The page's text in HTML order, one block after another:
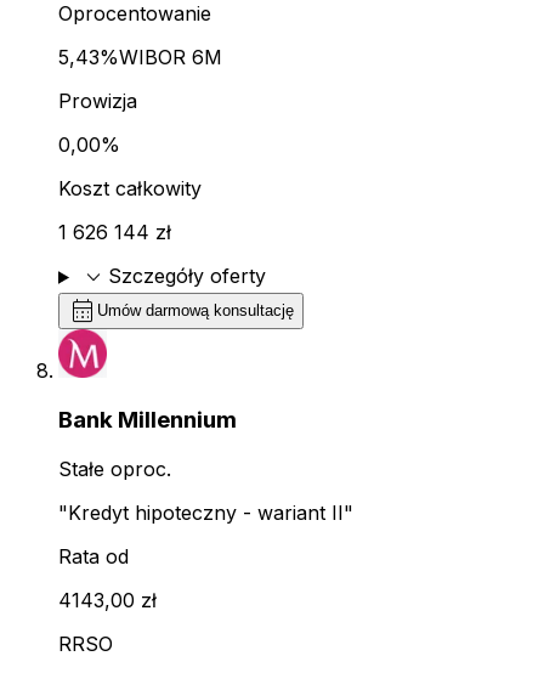
Oprocentowanie
5,43%WIBOR 6M
Prowizja
0,00%
Koszt całkowity
1 626 144 zł
expand_more Szczegóły oferty
calendar_month Umów darmową konsultację
Bank Millennium
Stałe oproc.
"Kredyt hipoteczny - wariant II"
Rata od
4143,00 zł
RRSO